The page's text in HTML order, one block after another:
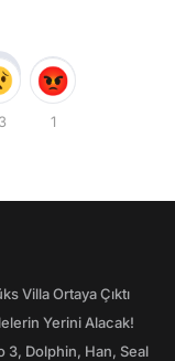
1
Villa Ortaya Çıktı
Yerini Alacak!
3, Dolphin, Han, Seal